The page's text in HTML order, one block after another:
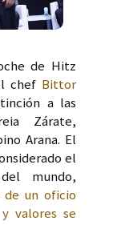
de Hitz
chef Bittor
a las
Zárate,
Arana. El
el
mundo,
un oficio
valores se